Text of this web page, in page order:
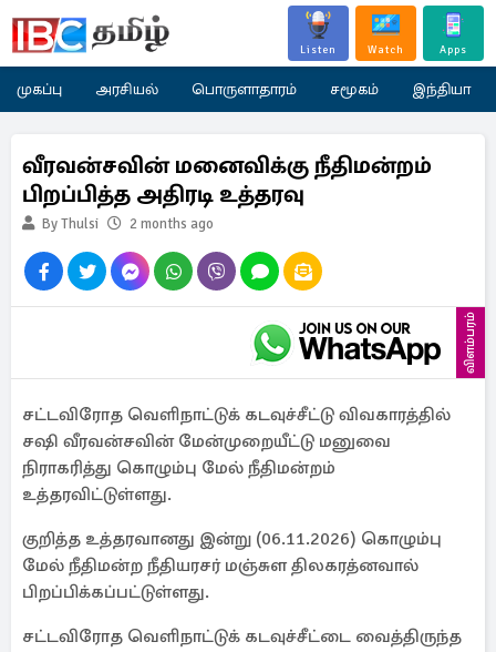
Listen Watch Apps
முகப்பு அரசியல் பொருளாதாரம் சமூகம் இந்தியா
வீரவன்சவின் மனைவிக்கு நீதிமன்றம்
பிறப்பித்த அதிரடி உத்தரவு
By Thulsi 2 months ago
விளம்பரம்
சட்டவிரோத வெளிநாட்டுக் கடவுச்சீட்டு விவகாரத்தில்
சஷி வீரவன்சவின் மேன்முறையீட்டு மனுவை
நிராகரித்து கொழும்பு மேல் நீதிமன்றம்
உத்தரவிட்டுள்ளது.
குறித்த உத்தரவானது இன்று (06.11.2026) கொழும்பு
மேல் நீதிமன்ற நீதியரசர் மஞ்சுள திலகரத்னவால்
பிறப்பிக்கப்பட்டுள்ளது.
சட்டவிரோத வெளிநாட்டுக் கடவுச்சீட்டை வைத்திருந்த